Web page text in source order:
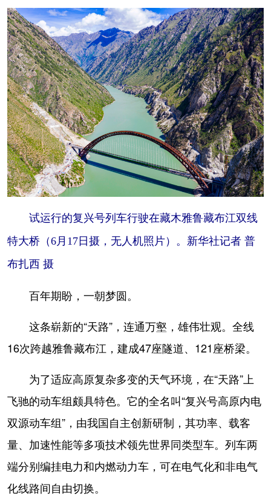
试运行的复兴号列车行驶在藏木雅鲁藏布江双线
特大桥（6月17日摄，无人机照片）。新华社记者 普
布扎西 摄
百年期盼，一朝梦圆。
这条崭新的“天路”，连通万壑，雄伟壮观。全线
16次跨越雅鲁藏布江，建成47座隧道、121座桥梁。
为了适应高原复杂多变的天气环境，在“天路”上
飞驰的动车组颇具特色。它的全名叫“复兴号高原内电
双源动车组”，由我国自主创新研制，其功率、载客
量、加速性能等多项技术领先世界同类型车。列车两
端分别编挂电力和内燃动力车，可在电气化和非电气
化线路间自由切换。